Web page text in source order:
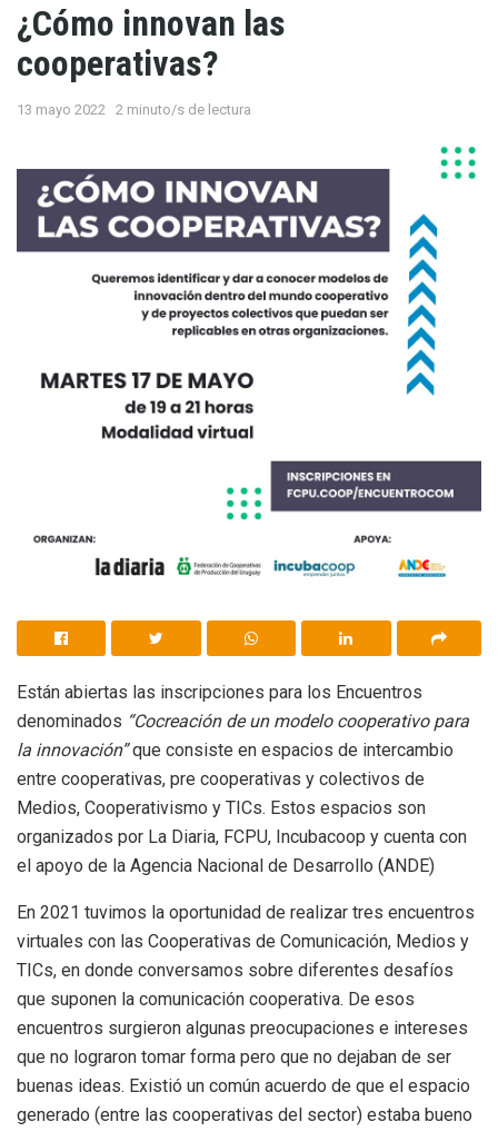
¿Cómo innovan las
cooperativas?
13 mayo 2022 2 minuto/s de lectura
Están abiertas las inscripciones para los Encuentros
denominados “Cocreación de un modelo cooperativo para
la innovación”que consiste en espacios de intercambio
entre cooperativas, pre cooperativas y colectivos de
Medios, Cooperativismo y TICs. Estos espacios son
organizados por La Diaria, FCPU, Incubacoop y cuenta con
el apoyo de la Agencia Nacional de Desarrollo (ANDE)
En 2021 tuvimos la oportunidad de realizar tres encuentros
virtuales con las Cooperativas de Comunicación, Medios y
TICs, en donde conversamos sobre diferentes desafíos
que suponen la comunicación cooperativa. De esos
encuentros surgieron algunas preocupaciones e intereses
que no lograron tomar forma pero que no dejaban de ser
buenas ideas. Existió un común acuerdo de que el espacio
generado (entre las cooperativas del sector) estaba bueno